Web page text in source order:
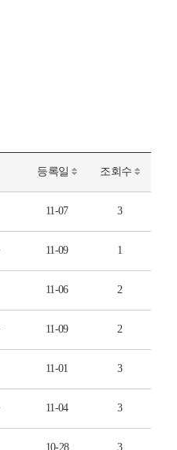
등록일 조회수
11-07 3
11-09 1
11-06 2
11-09 2
11-01 3
11-04 3
10-28 3